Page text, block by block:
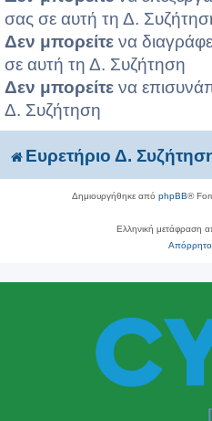
σας σε αυτή τη Δ.
Δεν μπορείτε να
σε αυτή τη Δ. Συζήτηση
Δεν μπορείτε να
Δ. Συζήτηση
Ευρετήριο Δ.
Δημιουργήθηκε από phpBB®
Ελληνική μετάφραση
Απόρρητο